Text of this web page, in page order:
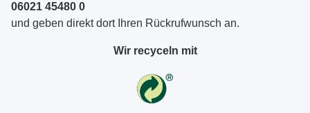
06021 45480 0
und geben direkt dort Ihren Rückrufwunsch an.
Wir recyceln mit